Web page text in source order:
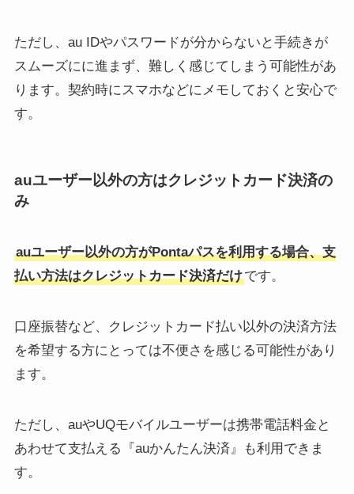
ただし、au IDやパスワードが分からないと手続きが
スムーズにに進まず、難しく感じてしまう可能性があ
ります。契約時にスマホなどにメモしておくと安心で
す。
auユーザー以外の方はクレジットカード決済の
み
auユーザー以外の方がPontaパスを利用する場合、支
払い方法はクレジットカード決済だけです。
口座振替など、クレジットカード払い以外の決済方法
を希望する方にとっては不便さを感じる可能性があり
ます。
ただし、auやUQモバイルユーザーは携帯電話料金と
あわせて支払える『auかんたん決済』も利用できま
す。